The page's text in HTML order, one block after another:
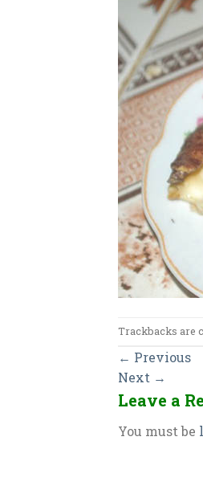
Trackbacks are
← Previous
Next →
Leave a
You must be